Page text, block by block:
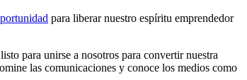
para liberar nuestro espíritu emprendedor
para unirse a nosotros para convertir nuestra
las comunicaciones y conoce los medios como